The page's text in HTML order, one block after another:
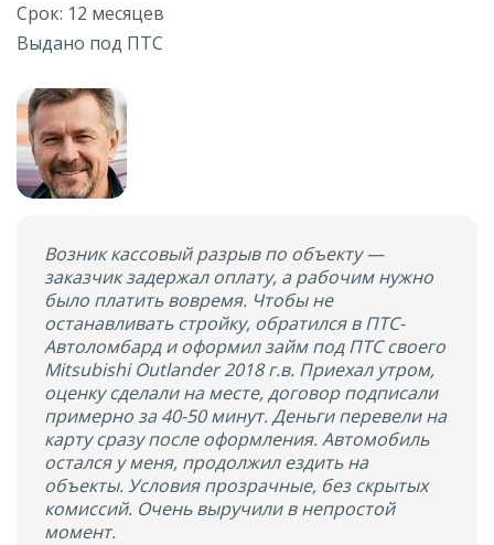
Срок: 12 месяцев
Выдано под ПТС
Возник кассовый разрыв по объекту —
заказчик задержал оплату, а рабочим нужно
было платить вовремя. Чтобы не
останавливать стройку, обратился в ПТС-
Автоломбард и оформил займ под ПТС своего
Mitsubishi Outlander 2018 г.в. Приехал утром,
оценку сделали на месте, договор подписали
примерно за 40-50 минут. Деньги перевели на
карту сразу после оформления. Автомобиль
остался у меня, продолжил ездить на
объекты. Условия прозрачные, без скрытых
комиссий. Очень выручили в непростой
момент.